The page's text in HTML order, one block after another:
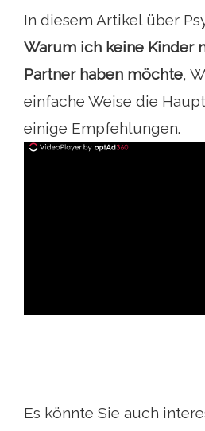
In diesem Artikel über
Warum ich keine Kinder
Partner haben möchte,
einfache Weise die
einige Empfehlungen.
Es könnte Sie auch